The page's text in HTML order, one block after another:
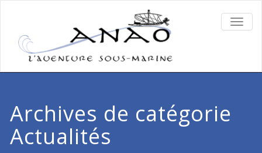
Archives de catégorie
Actualités